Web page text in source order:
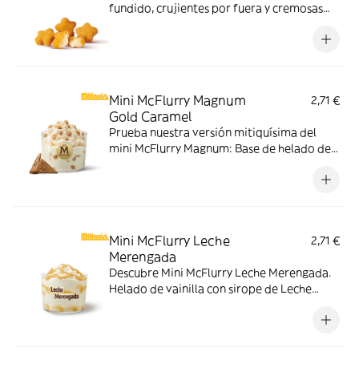
fundido, crujientes por fuera y cremosas
Mini McFlurry Magnum
Gold Caramel
2,71 €
Prueba nuestra versión mitiquísima del
mini McFlurry Magnum: Base de helado de
Topping triturado de galleta con perlas y
Mini McFlurry Leche
Merengada
2,71 €
Descubre Mini McFlurry Leche Merengada.
Helado de vainilla con sirope de Leche